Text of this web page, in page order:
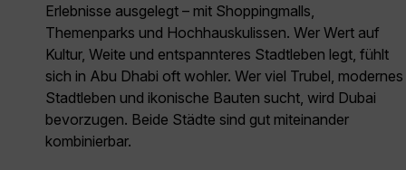
Erlebnisse ausgelegt – mit Shoppingmalls,
Themenparks und Hochhauskulissen. Wer Wert auf
Kultur, Weite und entspannteres Stadtleben legt, fühlt
sich in Abu Dhabi oft wohler. Wer viel Trubel, modernes
Stadtleben und ikonische Bauten sucht, wird Dubai
bevorzugen. Beide Städte sind gut miteinander
kombinierbar.